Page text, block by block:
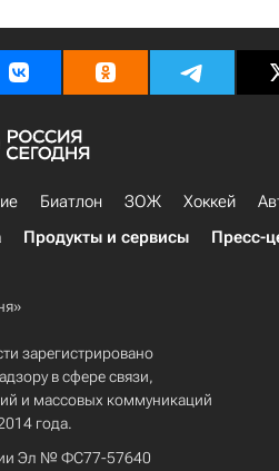
Биатлон ЗОЖ Хоккей
Продукты и сервисы Пресс-
зарегистрировано
в сфере связи,
и массовых коммуникаций
года.
Эл № ФС77-57640